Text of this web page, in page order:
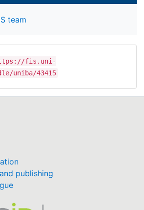
team
fis.uni-
uniba/43415
publishing